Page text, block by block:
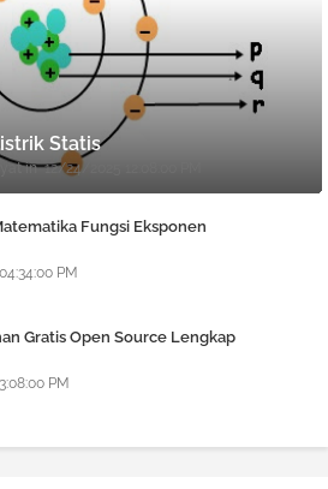
Statis
12/24/2025 12:08:00 PM
Fungsi Eksponen
PM
Gratis Open Source Lengkap
PM